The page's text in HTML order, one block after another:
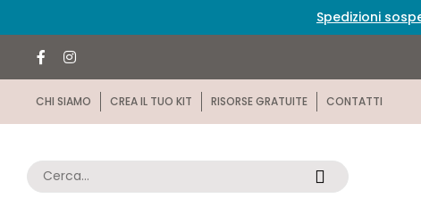
Spedizioni
CHI SIAMO CREA IL TUO KIT RISORSE GRATUITE CONTATTI